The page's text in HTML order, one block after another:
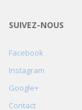
SUIVEZ-NOUS
Facebook
Instagram
Google+
Contact